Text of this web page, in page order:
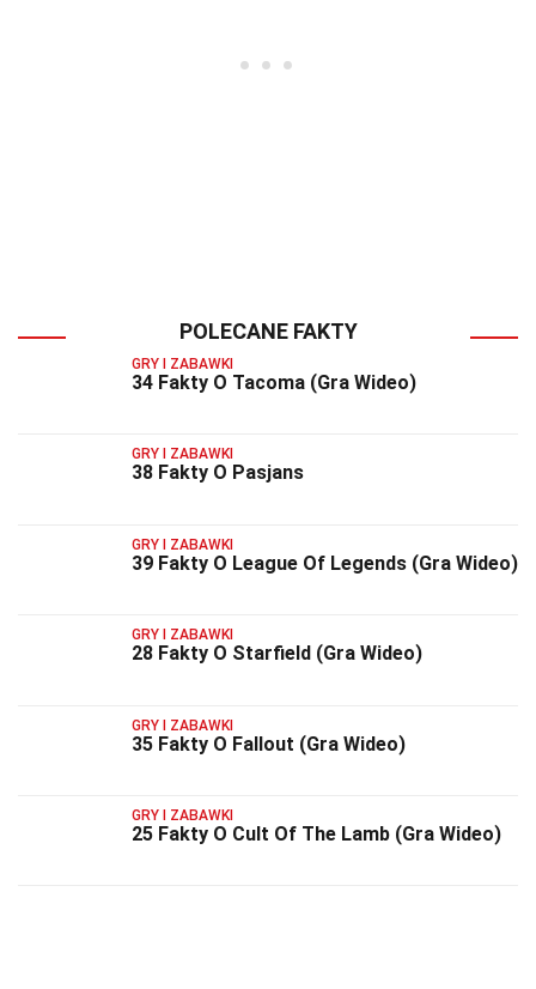
POLECANE FAKTY
GRY I ZABAWKI
34 Fakty O Tacoma (Gra Wideo)
GRY I ZABAWKI
38 Fakty O Pasjans
GRY I ZABAWKI
39 Fakty O League Of Legends (Gra Wideo)
GRY I ZABAWKI
28 Fakty O Starfield (Gra Wideo)
GRY I ZABAWKI
35 Fakty O Fallout (Gra Wideo)
GRY I ZABAWKI
25 Fakty O Cult Of The Lamb (Gra Wideo)